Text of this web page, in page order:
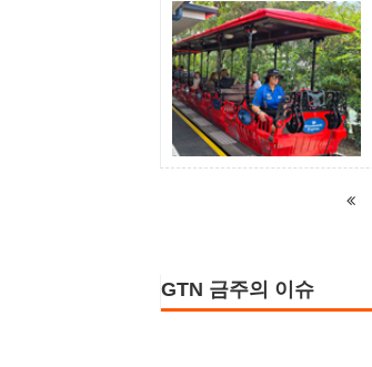
GTN 금주의 이슈